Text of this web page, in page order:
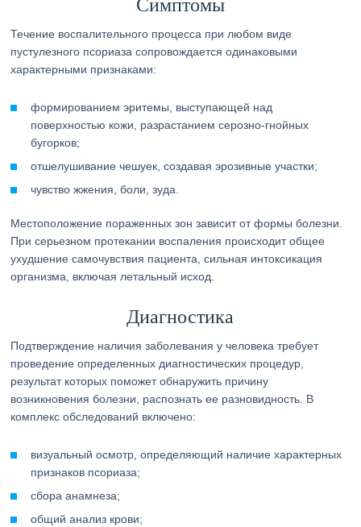
Симптомы
Течение воспалительного процесса при любом виде
пустулезного псориаза сопровождается одинаковыми
характерными признаками:
формированием эритемы, выступающей над
поверхностью кожи, разрастанием серозно-гнойных
бугорков;
отшелушивание чешуек, создавая эрозивные участки;
чувство жжения, боли, зуда.
Местоположение пораженных зон зависит от формы болезни.
При серьезном протекании воспаления происходит общее
ухудшение самочувствия пациента, сильная интоксикация
организма, включая летальный исход.
Диагностика
Подтверждение наличия заболевания у человека требует
проведение определенных диагностических процедур,
результат которых поможет обнаружить причину
возникновения болезни, распознать ее разновидность. В
комплекс обследований включено:
визуальный осмотр, определяющий наличие характерных
признаков псориаза;
сбора анамнеза;
общий анализ крови;